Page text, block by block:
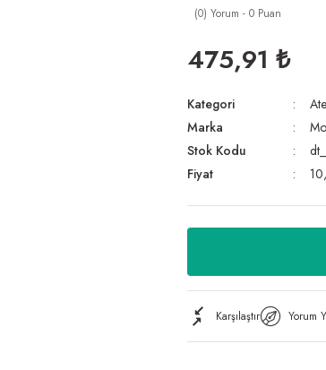
(0) Yorum - 0 Puan
475,91 ₺
Kategori
Marka
Stok Kodu
Fiyat
Karşılaştır Yorum